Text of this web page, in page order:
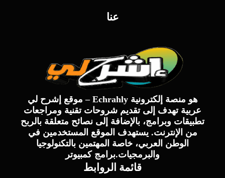
عنا
موقع إشرح لي – Echrahly هو منصة إلكترونية
عربية تهدف إلى تقديم شروحات تقنية ومراجعات
تطبيقات وبرامج، بالإضافة إلى نصائح متعلقة بالربح
من الإنترنت. يستهدف الموقع المستخدمين في
الوطن العربي، خاصة المهتمين بالتكنولوجيا
والبرمجيات.برامج كمبيوتر
قائمة الروابط